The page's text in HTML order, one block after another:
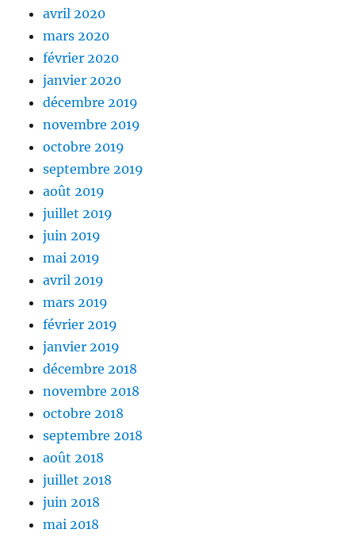
avril 2020
mars 2020
février 2020
janvier 2020
décembre 2019
novembre 2019
octobre 2019
septembre 2019
août 2019
juillet 2019
juin 2019
mai 2019
avril 2019
mars 2019
février 2019
janvier 2019
décembre 2018
novembre 2018
octobre 2018
septembre 2018
août 2018
juillet 2018
juin 2018
mai 2018